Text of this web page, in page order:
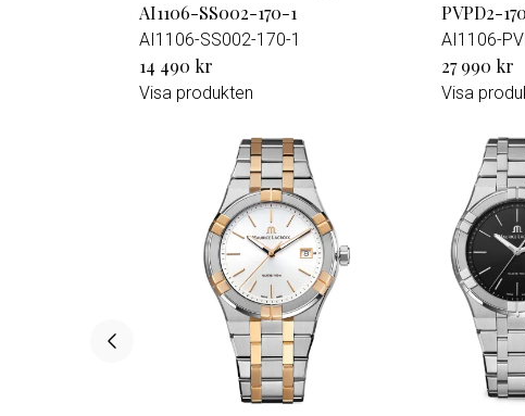
AI1106-SS002-170-1
AI1106-SS002-170-1
14 490 kr
Visa produkten
PVPD2-
AI1106-
27 990 kr
Visa